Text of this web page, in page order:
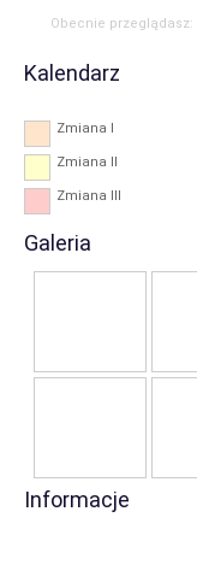
Obecnie przeglądasz:
Kalendarz
Zmiana I
Zmiana II
Zmiana III
Galeria
Informacje